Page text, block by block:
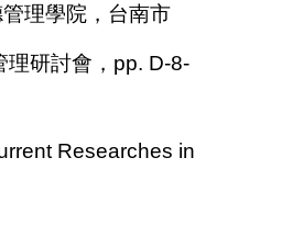
理學院，台南市
理研討會，pp. D-8-
Researches in